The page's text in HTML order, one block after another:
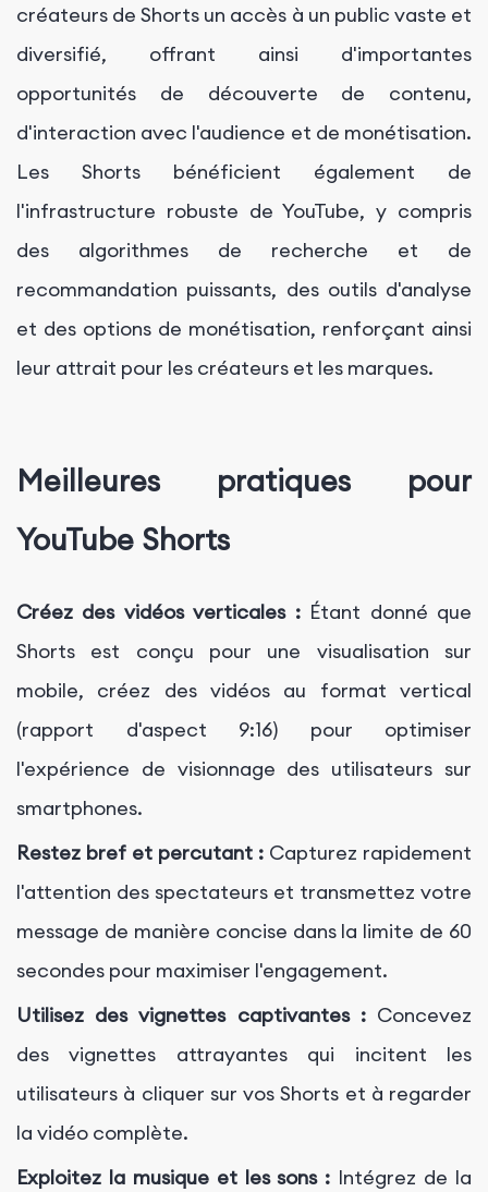
créateurs de Shorts un accès à un public vaste et
diversifié, offrant ainsi d'importantes
opportunités de découverte de contenu,
d'interaction avec l'audience et de monétisation.
Les Shorts bénéficient également de
l'infrastructure robuste de YouTube, y compris
des algorithmes de recherche et de
recommandation puissants, des outils d'analyse
et des options de monétisation, renforçant ainsi
leur attrait pour les créateurs et les marques.
Meilleures pratiques pour
YouTube Shorts
Créez des vidéos verticales :Étant donné que
Shorts est conçu pour une visualisation sur
mobile, créez des vidéos au format vertical
(rapport d'aspect 9:16) pour optimiser
l'expérience de visionnage des utilisateurs sur
smartphones.
Restez bref et percutant : Capturez rapidement
l'attention des spectateurs et transmettez votre
message de manière concise dans la limite de 60
secondes pour maximiser l'engagement.
Utilisez des vignettes captivantes :Concevez
des vignettes attrayantes qui incitent les
utilisateurs à cliquer sur vos Shorts et à regarder
la vidéo complète.
Exploitez la musique et les sons : Intégrez de la